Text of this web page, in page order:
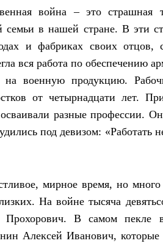
война – это
семьи в нашей стране. В эти
и фабриках своих
вся работа по обеспечению
на военную продукцию.
от четырнадцати лет.
разные профессии.
под девизом: «Работать
мирное время, но
На войне тысяча
Прохорович. В самом пекле
Алексей Иванович,